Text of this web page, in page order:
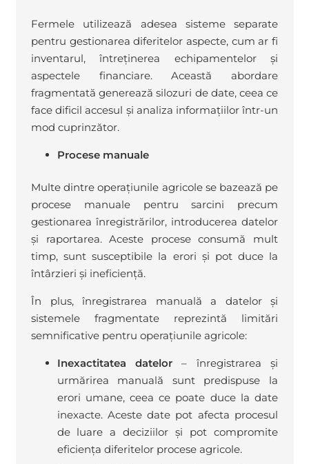
Fermele utilizează adesea sisteme separate
pentru gestionarea diferitelor aspecte, cum ar fi
inventarul, întreținerea echipamentelor și
aspectele financiare. Această abordare
fragmentată generează silozuri de date, ceea ce
face dificil accesul și analiza informațiilor într-un
mod cuprinzător.
Procese manuale
Multe dintre operațiunile agricole se bazează pe
procese manuale pentru sarcini precum
gestionarea înregistrărilor, introducerea datelor
și raportarea. Aceste procese consumă mult
timp, sunt susceptibile la erori și pot duce la
întârzieri și ineficiență.
În plus, înregistrarea manuală a datelor și
sistemele fragmentate reprezintă limitări
semnificative pentru operațiunile agricole:
Inexactitatea datelor– înregistrarea și
urmărirea manuală sunt predispuse la
erori umane, ceea ce poate duce la date
inexacte. Aceste date pot afecta procesul
de luare a deciziilor și pot compromite
eficiența diferitelor procese agricole.